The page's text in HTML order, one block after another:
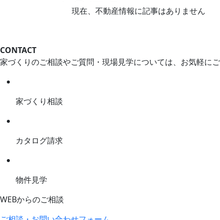
現在、不動産情報に記事はありません
CONTACT
家づくりのご相談やご質問・現場見学については、お気軽にご
家づくり相談
カタログ請求
物件見学
WEBからのご相談